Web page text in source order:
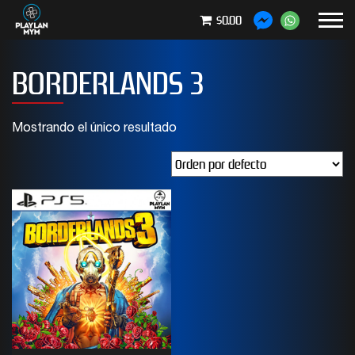
$0.00
BORDERLANDS 3
Mostrando el único resultado